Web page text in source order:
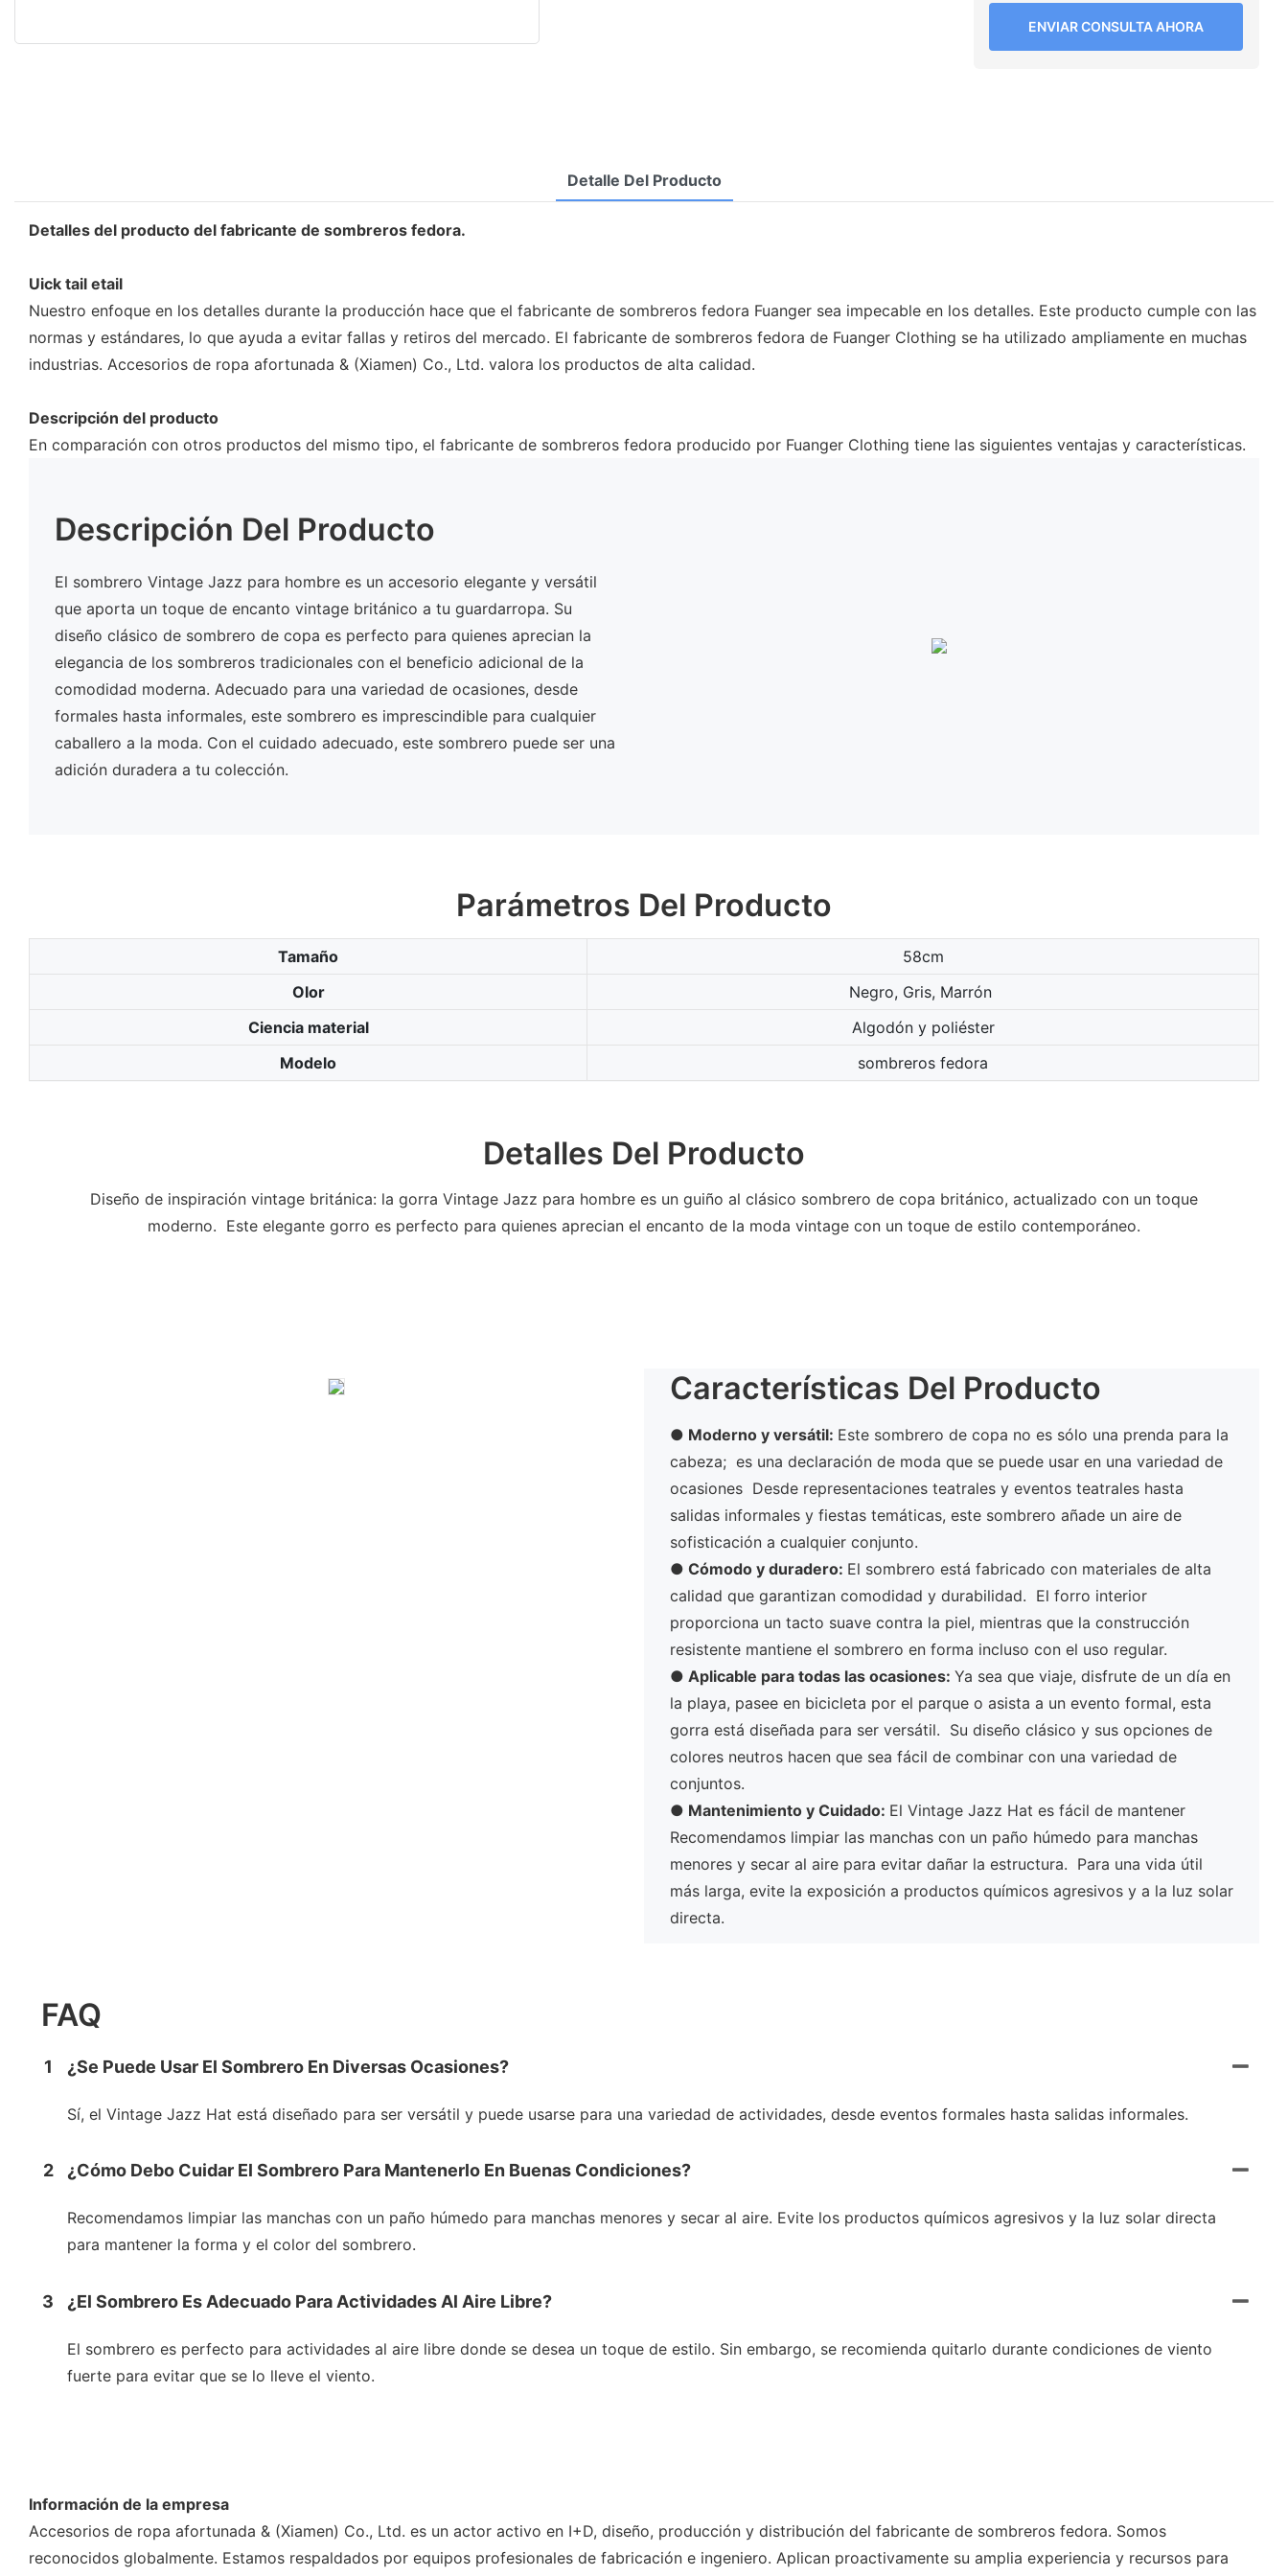
ENVIAR CONSULTA AHORA
Detalle Del Producto
Detalles del producto del fabricante de sombreros fedora.
Uick tail etail
Nuestro enfoque en los detalles durante la producción hace que el fabricante de sombreros fedora Fuanger sea impecable en los detalles. Este producto cumple con las
normas y estándares, lo que ayuda a evitar fallas y retiros del mercado. El fabricante de sombreros fedora de Fuanger Clothing se ha utilizado ampliamente en muchas
industrias. Accesorios de ropa afortunada & (Xiamen) Co., Ltd. valora los productos de alta calidad.
Descripción del producto
En comparación con otros productos del mismo tipo, el fabricante de sombreros fedora producido por Fuanger Clothing tiene las siguientes ventajas y características.
Descripción Del Producto
El sombrero Vintage Jazz para hombre es un accesorio elegante y versátil
que aporta un toque de encanto vintage británico a tu guardarropa. Su
diseño clásico de sombrero de copa es perfecto para quienes aprecian la
elegancia de los sombreros tradicionales con el beneficio adicional de la
comodidad moderna. Adecuado para una variedad de ocasiones, desde
formales hasta informales, este sombrero es imprescindible para cualquier
caballero a la moda. Con el cuidado adecuado, este sombrero puede ser una
adición duradera a tu colección.
Parámetros Del Producto
Tamaño
58cm
Olor
Negro, Gris, Marrón
Ciencia material
Algodón y poliéster
Modelo
sombreros fedora
Detalles Del Producto
Diseño de inspiración vintage británica: la gorra Vintage Jazz para hombre es un guiño al clásico sombrero de copa británico, actualizado con un toque
moderno. Este elegante gorro es perfecto para quienes aprecian el encanto de la moda vintage con un toque de estilo contemporáneo.
Características Del Producto
● Moderno y versátil: Este sombrero de copa no es sólo una prenda para la
cabeza; es una declaración de moda que se puede usar en una variedad de
ocasiones Desde representaciones teatrales y eventos teatrales hasta
salidas informales y fiestas temáticas, este sombrero añade un aire de
sofisticación a cualquier conjunto.
● Cómodo y duradero: El sombrero está fabricado con materiales de alta
calidad que garantizan comodidad y durabilidad. El forro interior
proporciona un tacto suave contra la piel, mientras que la construcción
resistente mantiene el sombrero en forma incluso con el uso regular.
● Aplicable para todas las ocasiones: Ya sea que viaje, disfrute de un día en
la playa, pasee en bicicleta por el parque o asista a un evento formal, esta
gorra está diseñada para ser versátil. Su diseño clásico y sus opciones de
colores neutros hacen que sea fácil de combinar con una variedad de
conjuntos.
● Mantenimiento y Cuidado: El Vintage Jazz Hat es fácil de mantener
Recomendamos limpiar las manchas con un paño húmedo para manchas
menores y secar al aire para evitar dañar la estructura. Para una vida útil
más larga, evite la exposición a productos químicos agresivos y a la luz solar
directa.
FAQ
1 ¿Se Puede Usar El Sombrero En Diversas Ocasiones?
Sí, el Vintage Jazz Hat está diseñado para ser versátil y puede usarse para una variedad de actividades, desde eventos formales hasta salidas informales.
2 ¿Cómo Debo Cuidar El Sombrero Para Mantenerlo En Buenas Condiciones?
Recomendamos limpiar las manchas con un paño húmedo para manchas menores y secar al aire. Evite los productos químicos agresivos y la luz solar directa
para mantener la forma y el color del sombrero.
3 ¿El Sombrero Es Adecuado Para Actividades Al Aire Libre?
El sombrero es perfecto para actividades al aire libre donde se desea un toque de estilo. Sin embargo, se recomienda quitarlo durante condiciones de viento
fuerte para evitar que se lo lleve el viento.
Información de la empresa
Accesorios de ropa afortunada & (Xiamen) Co., Ltd. es un actor activo en I+D, diseño, producción y distribución del fabricante de sombreros fedora. Somos
reconocidos globalmente. Estamos respaldados por equipos profesionales de fabricación e ingeniero. Aplican proactivamente su amplia experiencia y recursos para